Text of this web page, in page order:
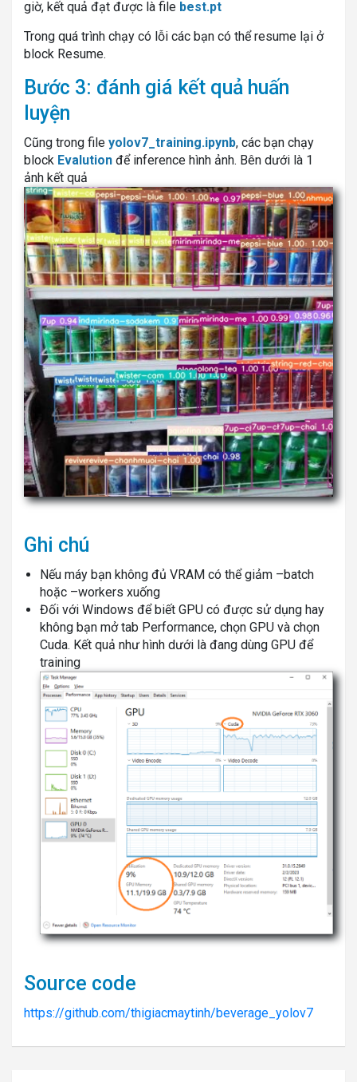
giờ, kết quả đạt được là file best.pt
Trong quá trình chạy có lỗi các bạn có thể resume lại ở
block Resume.
Bước 3: đánh giá kết quả huấn
luyện
Cũng trong file yolov7_training.ipynb, các bạn chạy
block Evalution để inference hình ảnh. Bên dưới là 1
ảnh kết quả
Ghi chú
Nếu máy bạn không đủ VRAM có thể giảm –batch
hoặc –workers xuống
Đối với Windows để biết GPU có được sử dụng hay
không bạn mở tab Performance, chọn GPU và chọn
Cuda. Kết quả như hình dưới là đang dùng GPU để
training
Source code
https://github.com/thigiacmaytinh/beverage_yolov7